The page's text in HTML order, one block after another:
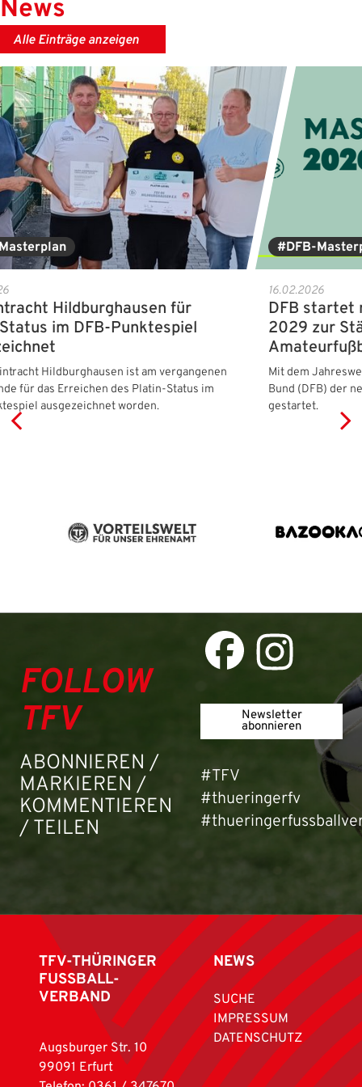
News
Alle Einträge anzeigen
Hildburghausen für
im DFB-Punktespiel
Hildburghausen ist am vergangenen
für das Erreichen des Platin-Status im
ausgezeichnet worden.
#DFB-
16.02.2026
DFB startet
2029 zur
Mit dem
Bund (DFB) der
gestartet.
FOLLOW
TFV
ABONNIEREN /
MARKIEREN /
KOMMENTIEREN
/ TEILEN
Newsletter
abonnieren
#TFV
#thueringerfv
TFV-THÜRINGER
FUSSBALL-
VERBAND
Augsburger Str. 10
99091 Erfurt
NEWS
SUCHE
IMPRESSUM
DATENSCHUTZ